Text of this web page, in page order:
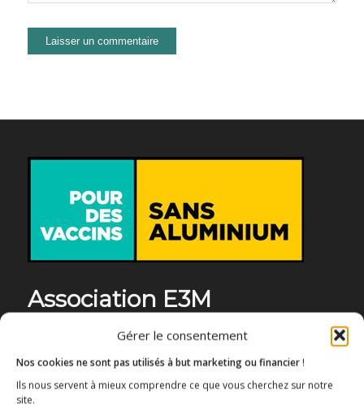
Gérer le consentement
Nos cookies ne sont pas utilisés à but marketing ou financier !
Ils nous servent à mieux comprendre ce que vous cherchez sur notre
site.
Association E3M
Qui sommes-nous ? AIDEZ-NOUS !